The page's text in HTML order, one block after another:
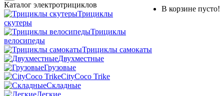
В корзине пусто!
Каталог электротрициклов
Трициклы
скутеры
Трициклы
велосипеды
Трициклы самокаты
Двухместные
Грузовые
CityCoco Trike
Складные